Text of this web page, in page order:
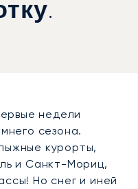
недели
сезона.
курорты,
и Санкт-Мориц,
Но снег и иней